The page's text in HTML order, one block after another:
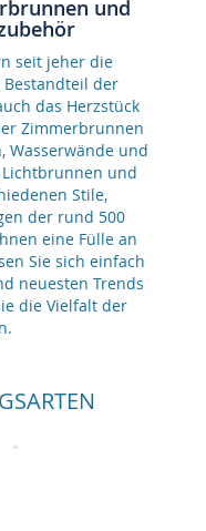
und
seit jeher die
der
das Herzstück
Zimmerbrunnen
Wasserwände und
und
Stile,
der rund 500
eine Fülle an
Sie sich einfach
neuesten Trends
die Vielfalt der